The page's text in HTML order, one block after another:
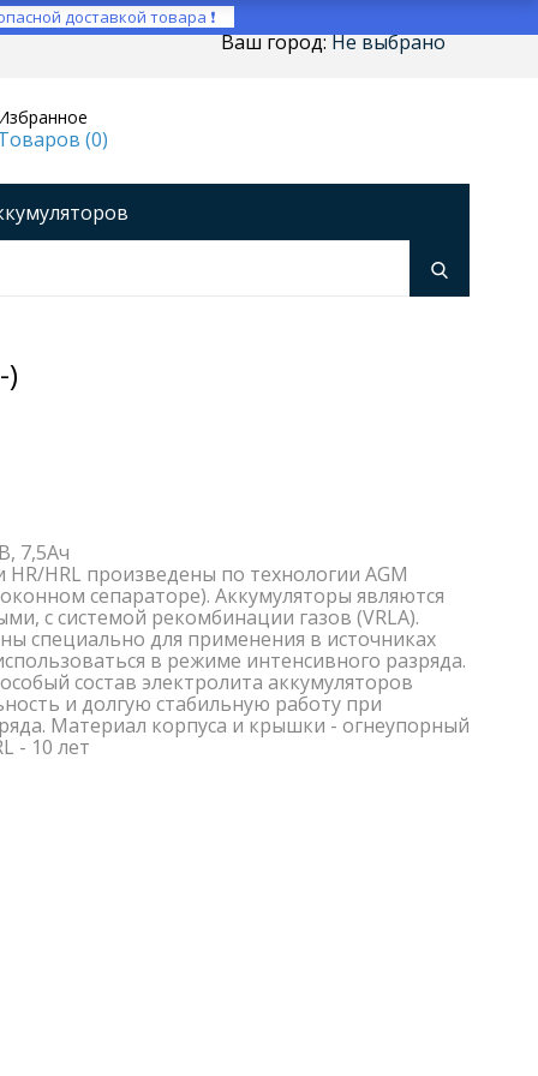
доставкой товара ❗
Ваш город:Не выбрано
(0)
7,5Ач
HRL произведены по технологии AGM
сепараторе). Аккумуляторы являются
с системой рекомбинации газов (VRLA).
специально для применения в источниках
в режиме интенсивного разряда.
состав электролита аккумуляторов
и долгую стабильную работу при
Материал корпуса и крышки - огнеупорный
- 10 лет